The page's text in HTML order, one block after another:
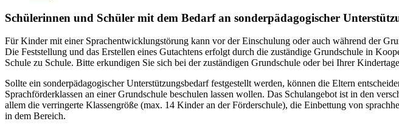
Schülerinnen und Schüler mit dem Bedarf an sonderpädagogischer
Für Kinder mit einer Sprachentwicklungstörung kann vor der Einschulung oder auch während der
Die Feststellung und das Erstellen eines Gutachtens erfolgt durch die zuständige Grundschule in
Schule zu Schule. Bitte erkundigen Sie sich bei der zuständigen Grundschule oder bei Ihrer
Sollte ein sonderpädagogischer Unterstützungsbedarf festgestellt werden, können die Eltern
Sprachförderklassen an einer Grundschule beschulen lassen wollen. Das Schulangebot ist in den
allem die verringerte Klassengröße (max. 14 Kinder an der Förderschule), die Einbettung von
in dem Bereich.